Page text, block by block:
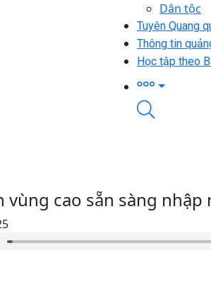
Dân tộc
Tuyên Quang
Thông tin
Học tập theo
vùng cao sẵn sàng nhập